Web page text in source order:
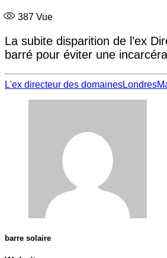
387 Vue
La subite disparition de l’ex
barré pour éviter une
L'ex directeur des domainesLondres
barre solaire